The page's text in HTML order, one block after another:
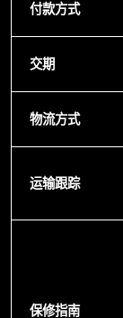
付款方式
交期
物流方式
运输跟踪
保修指南